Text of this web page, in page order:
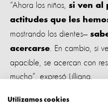
“Ahora los niños, si ven al
actitudes que les
mostrando los dientes—
acercarse . En cambio, si
apacible, se acercan con
mucho”, expresó Lilliana.
Aprendiendo desde
Utilizamos cookies